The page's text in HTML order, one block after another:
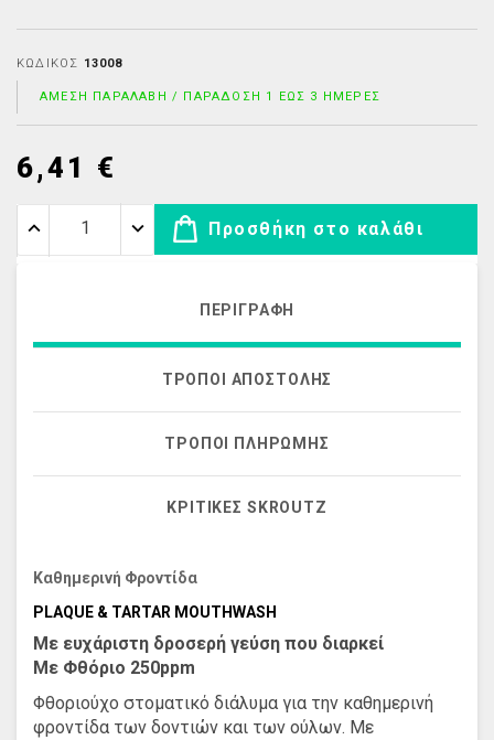
ΚΩΔΙΚΌΣ 13008
ΆΜΕΣΗ ΠΑΡΑΛΑΒΉ / ΠΑΡΆΔΟΣΗ 1 ΈΩΣ 3 ΗΜΈΡΕΣ
6,41 €
Προσθήκη στο καλάθι
ΠΕΡΙΓΡΑΦΉ
ΤΡΌΠΟΙ ΑΠΟΣΤΟΛΉΣ
ΤΡΌΠΟΙ ΠΛΗΡΩΜΉΣ
ΚΡΙΤΙΚΈΣ SKROUTZ
Καθημερινή Φροντίδα
PLAQUE & TARTAR MOUTHWASH
Με ευχάριστη δροσερή γεύση που διαρκεί
Με Φθόριο 250ppm
Φθοριούχο στοματικό διάλυμα για την καθημερινή
φροντίδα των δοντιών και των ούλων. Με